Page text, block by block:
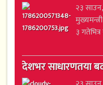
२३
३
देशभर साधारणतया